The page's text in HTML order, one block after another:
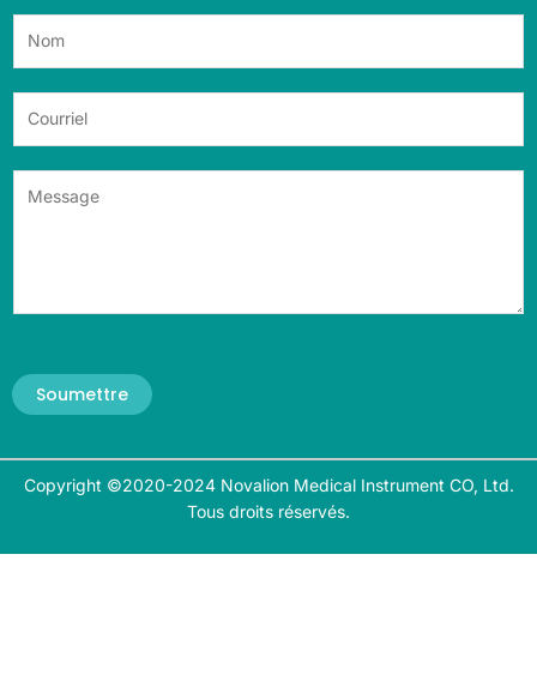
Soumettre
Copyright ©2020-2024 Novalion Medical Instrument CO, Ltd.
Tous droits réservés.